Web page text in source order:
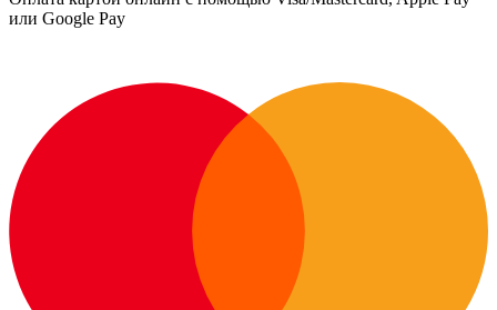
или Google Pay